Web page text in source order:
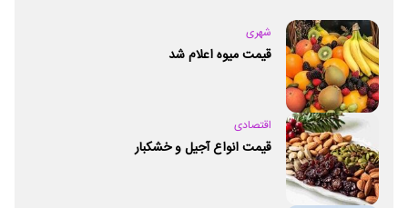
شهری
قیمت میوه اعلام شد
اقتصادی
قیمت انواع آجیل و خشکبار